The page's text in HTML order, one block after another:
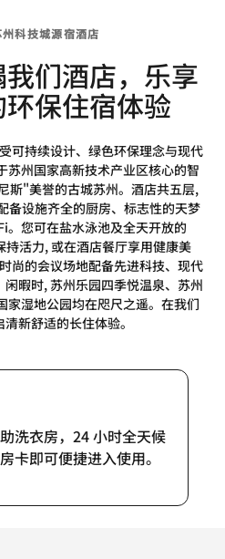
科技城源宿酒店
们酒店，乐享
保住宿体验
可持续设计、绿色环保理念与现代
苏州国家高新技术产业区核心的智
斯"美誉的古城苏州。酒店共五层,
备设施齐全的厨房、标志性的天梦
。您可在盐水泳池及全天开放的
活力, 或在酒店餐厅享用健康美
尚的会议场地配备先进科技、现代
暇时, 苏州乐园四季悦温泉、苏州
家湿地公园均在咫尺之遥。在我们
新舒适的长住体验。
洗衣房，24 小时全天候
卡即可便捷进入使用。